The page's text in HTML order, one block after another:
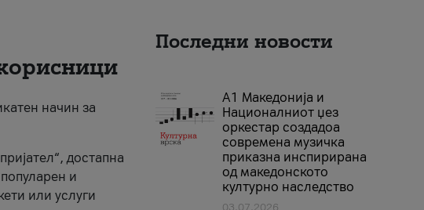
начин за
достапна
и
или услуги
Последни новости
А1 Македонија и
Националниот џез
оркестар создадоа
современа музичка
приказна инспирирана
од македонското
културно наследство
03.07.2026